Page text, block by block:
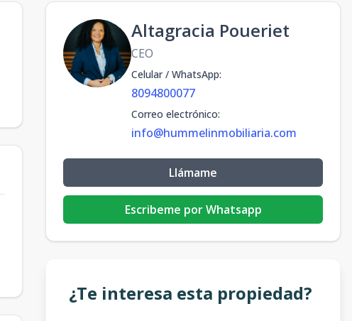
Altagracia Poueriet
CEO
Celular / WhatsApp:
8094800077
Correo electrónico:
info@hummelinmobiliaria.com
Llámame
Escribeme por Whatsapp
¿Te interesa esta propiedad?